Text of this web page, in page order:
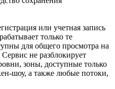
или учетная запись
только те
для общего просмотра на
не разблокирует
зоны, доступные только
шоу, а также любые потоки,